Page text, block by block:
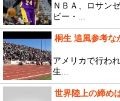
ＮＢＡ、ロサン
ビー・...
桐生 追風参考な
アメリカで行わ
生...
世界陸上の締め